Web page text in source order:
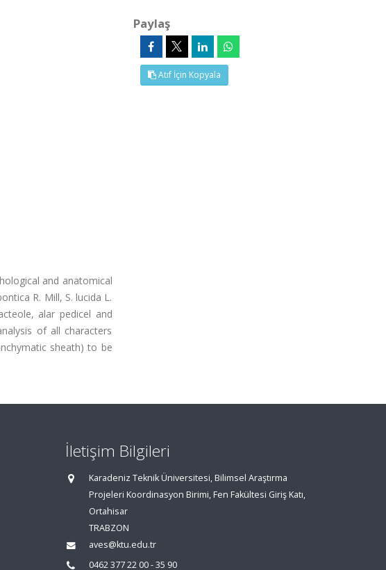
and anatomical
R. Mill, S. lucida L.
alar pedicel and
of all characters
sheath) to be
Paylaş
Atıf İçin Kopyala
İletişim Bilgileri
Karadeniz Teknik Üniversitesi, Bilimsel Araştırma
Projeleri Koordinasyon Birimi, Fen Fakültesi Giriş Katı,
Ortahisar
TRABZON
aves@ktu.edu.tr
0462 377 22 00 - 35 90